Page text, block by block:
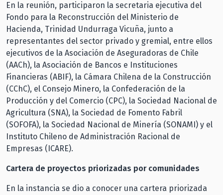
En la reunión, participaron la secretaria ejecutiva del
Fondo para la Reconstrucción del Ministerio de
Hacienda, Trinidad Undurraga Vicuña, junto a
representantes del sector privado y gremial, entre ellos
ejecutivos de la Asociación de Aseguradoras de Chile
(AACh), la Asociación de Bancos e Instituciones
Financieras (ABIF), la Cámara Chilena de la Construcción
(CChC), el Consejo Minero, la Confederación de la
Producción y del Comercio (CPC), la Sociedad Nacional de
Agricultura (SNA), la Sociedad de Fomento Fabril
(SOFOFA), la Sociedad Nacional de Minería (SONAMI) y el
Instituto Chileno de Administración Racional de
Empresas (ICARE).
Cartera de proyectos priorizadas por comunidades
En la instancia se dio a conocer una cartera priorizada